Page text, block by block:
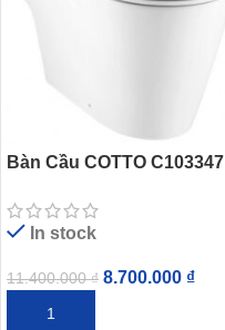
Bàn Cầu COTTO C103347
In stock
11.400.000₫ 8.700.000 ₫
THÊM VÀO GIỎ HÀNG